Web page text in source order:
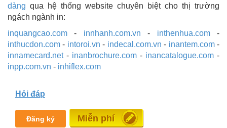
dàng qua hệ thống website chuyên biệt cho thị trường
ngách ngành in:
inquangcao.com - innhanh.com.vn - inthenhua.com-
inthucdon.com - intoroi.vn - indecal.com.vn - inantem.com-
innamecard.net- inanbrochure.com - inancatalogue.com -
inpp.com.vn - inhiflex.com
Hỏi đáp
Đăng ký Đăng tin